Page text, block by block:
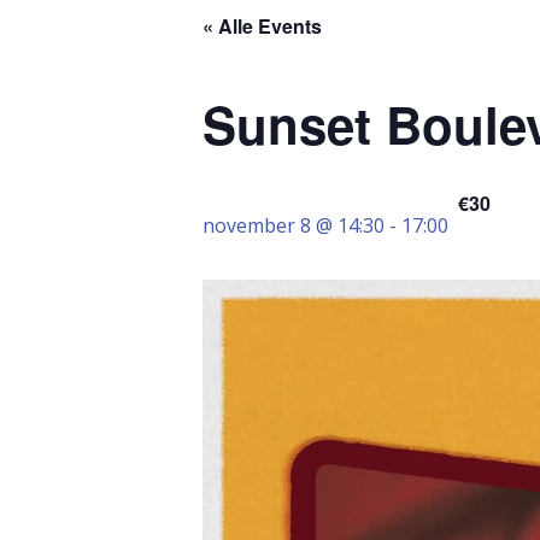
« Alle Events
Sunset
november 8 @ 14:30 - 17:00
€30